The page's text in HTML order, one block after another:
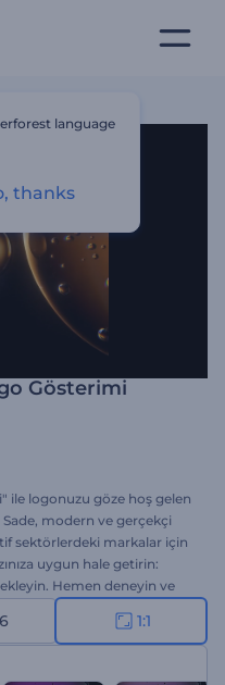
Gösterimi
ile logonuzu göze hoş gelen
modern ve gerçekçi
sektörlerdeki markalar için
uygun hale getirin:
Hemen deneyin ve
1:1
language
thanks